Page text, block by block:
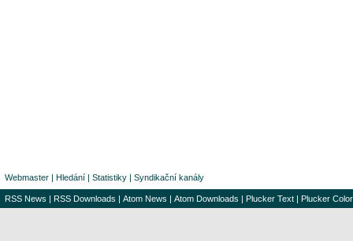
Webmaster | Hledání | Statistiky | Syndikační kanály
RSS News | RSS Downloads | Atom News | Atom Downloads | Plucker Text | Plucker Color